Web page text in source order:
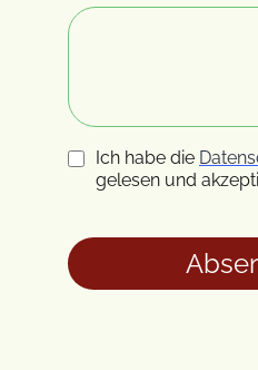
Ich habe die
gelesen und